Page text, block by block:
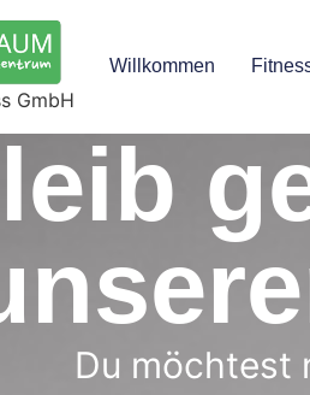
GmbH
Willkommen
Du möchtest